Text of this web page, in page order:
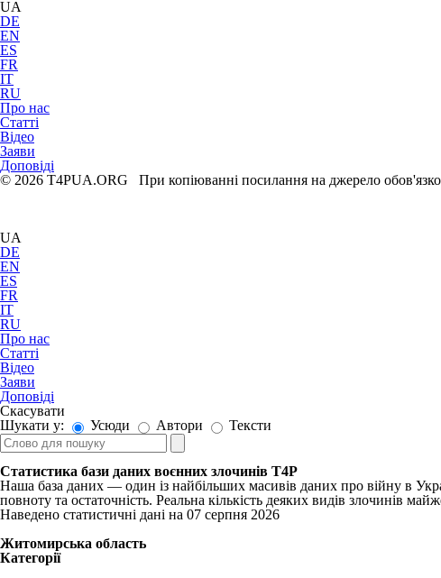
UA
DE
EN
ES
FR
IT
RU
Про нас
Статті
Відео
Заяви
Доповіді
© 2026 T4PUA.ORG При копіюванні посилання на джерело
UA
DE
EN
ES
FR
IT
RU
Про нас
Статті
Відео
Заяви
Доповіді
Скасувати
Шукати у:
Усюди Автори Тексти
Статистика бази даних воєнних злочинів T4P
Наша база даних — один із найбільших масивів даних про війну в
повноту та остаточність. Реальна кількість деяких видів злочинів
Наведено статистичні дані на 07 серпня 2026
Житомирська область
Категорії